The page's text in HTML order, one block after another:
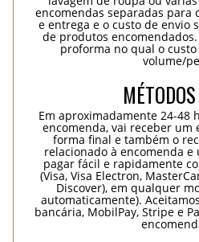
encomendas separadas para
e entrega e o custo de envio
de produtos
proforma no qual o
volume/
Em aproximadamente 24-48
encomenda, vai receber
forma final e também o
relacionado à encomenda
pagar fácil e rapidamente
(Visa, Visa Electron,
Discover), em qualquer
automaticamente).
bancária, MobilPay, Stripe e